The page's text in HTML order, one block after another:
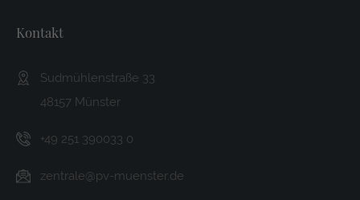
Kontakt
Sudmühlenstraße 33
48157 Münster
+49 251 390033 0
zentrale@pv-muenster.de